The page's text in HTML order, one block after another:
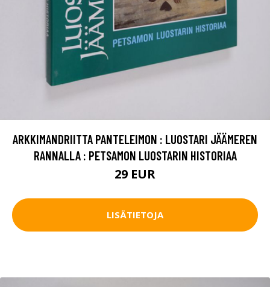
ARKKIMANDRIITTA PANTELEIMON : LUOSTARI JÄÄMEREN
RANNALLA : PETSAMON LUOSTARIN HISTORIAA
29 EUR
LISÄTIETOJA